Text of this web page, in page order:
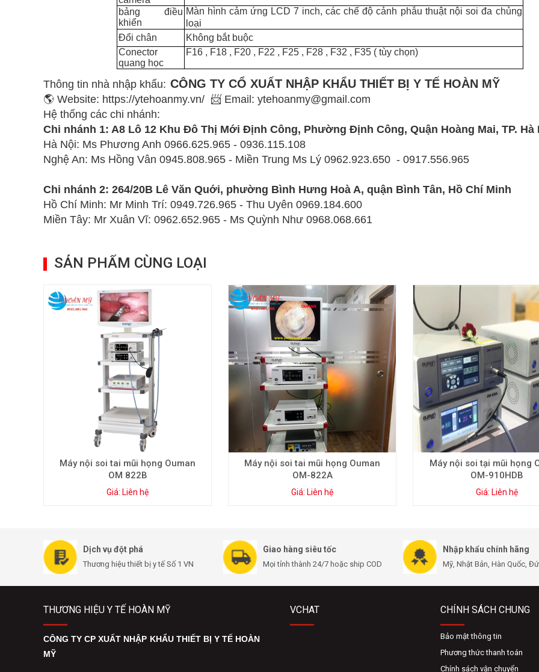
bảng điều
khiển
Màn hình cảm ứng LCD 7 inch, cácchế độ cảnh phẫu thuật nội soiđa chủng
loại
Đổi chân
Không bắt buộc
Conector
quang học
F16 , F18 , F20 , F22 , F25 , F28 , F32 , F35 ( tùy chọn)
Thông tin nhà nhập khẩu: CÔNG TY CỔ XUẤT NHẬP KHẨU THIẾT BỊ Y TẾ HOÀN MỸ
🌎 Website: https://ytehoanmy.vn/ 📨 Email: ytehoanmy@gmail.com
Hệ thống các chi nhánh:
Chi nhánh 1: A8 Lô 12 Khu Đô Thị Mới Định Công, Phường Định Công, Quận Hoàng Mai, TP. Hà
Hà Nội: Ms Phương Anh 0966.625.965 - 0936.115.108
Nghệ An: Ms Hồng Vân 0945.808.965 - Miền Trung Ms Lý 0962.923.650 - 0917.556.965
Chi nhánh 2: 264/20B Lê Văn Quới, phường Bình Hưng Hoà A, quận Bình Tân, Hồ Chí Minh
Hồ Chí Minh: Mr Minh Trí: 0949.726.965 - Thu Uyên 0969.184.600
Miền Tây: Mr Xuân Vĩ: 0962.652.965 - Ms Quỳnh Như 0968.068.661
SẢN PHẨM CÙNG LOẠI
Máy nội soi tai mũi họng Ouman
OM 822B
Giá: Liên hệ
Máy nội soi tai mũi họng Ouman
OM-822A
Giá: Liên hệ
Máy nội soi tại mũi họng
OM-910HDB
Giá: Liên hệ
Dịch vụ đột phá
Thương hiệu thiết bị y tế Số 1 VN
Giao hàng siêu tốc
Mọi tỉnh thành 24/7 hoặc ship COD
Nhập khẩu chính hãng
Mỹ, Nhật Bản, Hàn Quốc,
THƯƠNG HIỆU Y TẾ HOÀN MỸ
CÔNG TY CP XUẤT NHẬP KHẨU THIẾT BỊ Y TẾ HOÀN
MỸ
VCHAT CHÍNH SÁCH CHUNG
Bảo mật thông tin
Phương thức thanh toán
Chính sách vận chuyển